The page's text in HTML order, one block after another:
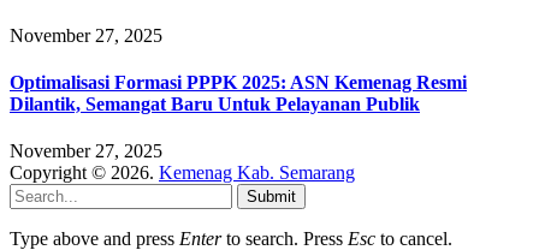
November 27, 2025
Optimalisasi Formasi PPPK 2025: ASN Kemenag Resmi
Dilantik, Semangat Baru Untuk Pelayanan Publik
November 27, 2025
Copyright © 2026. Kemenag Kab. Semarang
Submit
Type above and press Enterto search. Press Esc to cancel.